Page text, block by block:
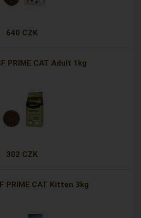
640 CZK
PRIME CAT Adult 1kg
302 CZK
PRIME CAT Kitten 3kg